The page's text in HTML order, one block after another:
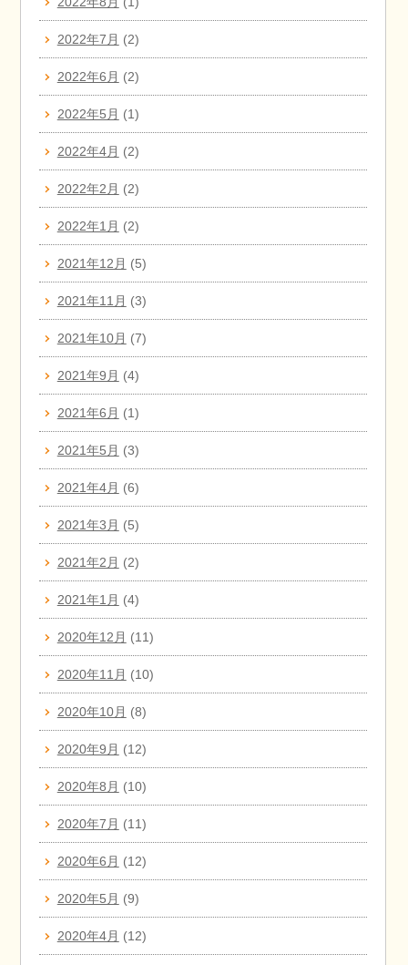
2022年7月 (2)
2022年6月 (2)
2022年5月 (1)
2022年4月 (2)
2022年2月 (2)
2022年1月 (2)
2021年12月 (5)
2021年11月 (3)
2021年10月 (7)
2021年9月 (4)
2021年6月 (1)
2021年5月 (3)
2021年4月 (6)
2021年3月 (5)
2021年2月 (2)
2021年1月 (4)
2020年12月 (11)
2020年11月 (10)
2020年10月 (8)
2020年9月 (12)
2020年8月 (10)
2020年7月 (11)
2020年6月 (12)
2020年5月 (9)
2020年4月 (12)